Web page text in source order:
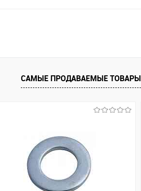
Купить в 1 клик
Сравнение
САМЫЕ ПРОДАВАЕМЫЕ ТОВАРЫ